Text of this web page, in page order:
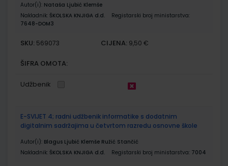
Autor(i): Nataša Ljubić Klemše
Nakladnik: ŠKOLSKA KNJIGA d.d.
Registarski broj ministarstva:
7648-DOM3
SKU: 569073 CIJENA: 9,50 €
ŠIFRA OMOTA:
Udžbenik
E-SVIJET 4; radni udžbenik informatike s dodatnim
digitalnim sadržajima u četvrtom razredu osnovne škole
Autor(i): Blagus Ljubić Klemše Ružić Stančić
Nakladnik: ŠKOLSKA KNJIGA d.d. Registarski broj ministarstva: 7004